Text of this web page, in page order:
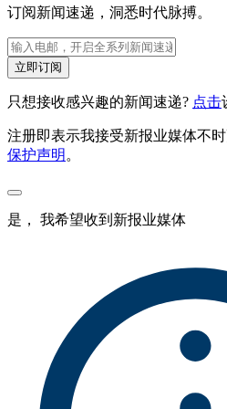
订阅新闻速递，洞悉时代脉搏。
立即订阅
只想接收感兴趣的新闻速递? 点击
注册即表示我接受新报业媒体不
保护声明 。
是， 我希望收到新报业媒体